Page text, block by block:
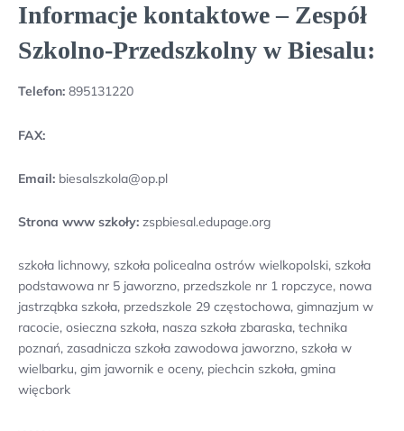
Informacje kontaktowe – Zespół
Szkolno-Przedszkolny w Biesalu:
Telefon: 895131220
FAX:
Email: biesalszkola@op.pl
Strona www szkoły: zspbiesal.edupage.org
szkoła lichnowy, szkoła policealna ostrów wielkopolski, szkoła
podstawowa nr 5 jaworzno, przedszkole nr 1 ropczyce, nowa
jastrząbka szkoła, przedszkole 29 częstochowa, gimnazjum w
racocie, osieczna szkoła, nasza szkoła zbaraska, technika
poznań, zasadnicza szkoła zawodowa jaworzno, szkoła w
wielbarku, gim jawornik e oceny, piechcin szkoła, gmina
więcbork